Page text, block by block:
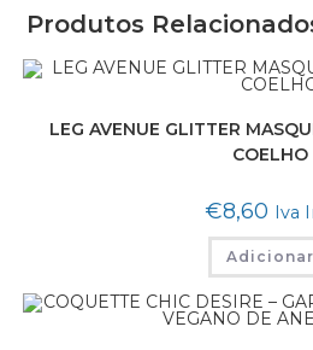
Produtos
LEG AVENUE GLITTER
COELHO
€8,60 Iva
Adicionar